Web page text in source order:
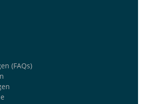
(FAQs)